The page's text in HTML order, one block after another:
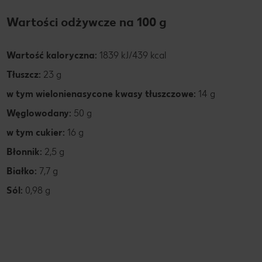
Wartości odżywcze na 100 g
Wartość kaloryczna: 1839 kJ/439 kcal
Tłuszcz: 23 g
w tym wielonienasycone kwasy tłuszczowe: 14 g
Węglowodany: 50 g
w tym cukier: 16 g
Błonnik: 2,5 g
Białko: 7,7 g
Sól: 0,98 g